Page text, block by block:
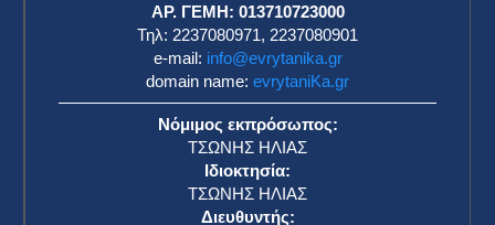
ΑΡ. ΓΕΜΗ: 013710723000
Τηλ: 2237080971, 2237080901
e-mail: info@evrytanika.gr
domain name: evrytaniKa.gr
Νόμιμος εκπρόσωπος:
ΤΣΩΝΗΣ ΗΛΙΑΣ
Ιδιοκτησία:
ΤΣΩΝΗΣ ΗΛΙΑΣ
Διευθυντής: